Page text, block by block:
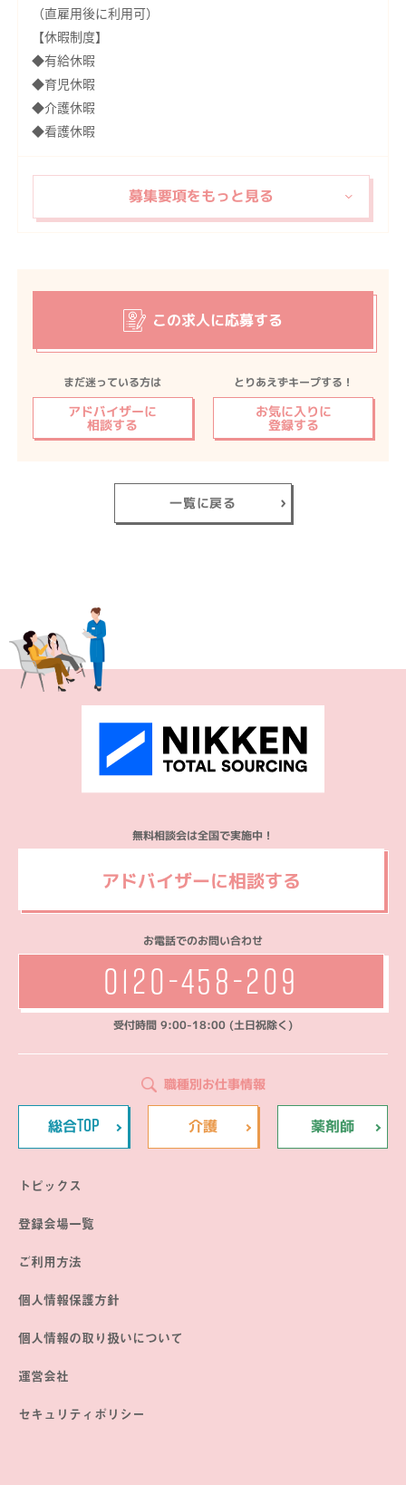
（直雇用後に利用可）
【休暇制度】
◆有給休暇
◆育児休暇
◆介護休暇
◆看護休暇
この求人に応募する
まだ迷っている方は
アドバイザーに
相談する
とりあえずキープする！
お気に入りに
登録する
一覧に戻る
無料相談会は全国で実施中！
アドバイザーに相談する
お電話でのお問い合わせ
0120-458-209
受付時間 9:00-18:00 (土日祝除く)
職種別お仕事情報
総合TOP 介護 薬剤師
トピックス
登録会場一覧
ご利用方法
個人情報保護方針
個人情報の取り扱いについて
運営会社
セキュリティポリシー